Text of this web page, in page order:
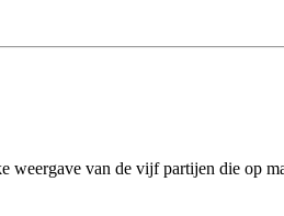
weergave van de vijf partijen die op